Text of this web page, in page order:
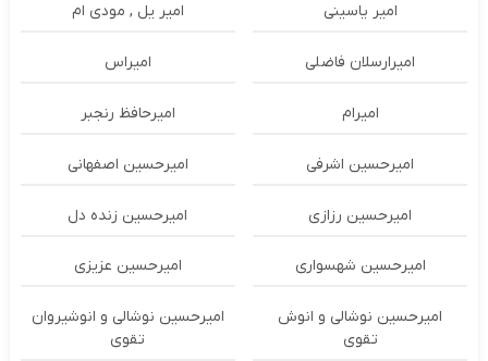
امیر یاسینی امیر یل , مودی ام
امیرارسلان فاضلی امیراس
امیرام امیرحافظ رنجبر
امیرحسین اشرفی امیرحسین اصفهانی
امیرحسین رزازی امیرحسین زنده دل
امیرحسین شهسواری امیرحسین عزیزی
امیرحسین نوشالی و انوش
تقوی
امیرحسین نوشالی و انوشیروان
تقوی